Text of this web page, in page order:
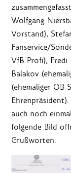
Wolfgang
Vorstand),
Fanservice/
VfB Profi),
Balakov
(ehemaliger
auch noch
folgende Bild
Grußworten.